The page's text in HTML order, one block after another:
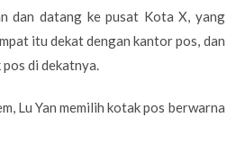
dan datang ke pusat Kota X, yang
itu dekat dengan kantor pos, dan
di dekatnya.
Lu Yan memilih kotak pos berwarna